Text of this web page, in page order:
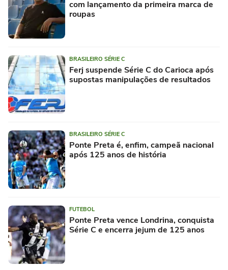
com lançamento da primeira marca de
roupas
BRASILEIRO SÉRIE C
Ferj suspende Série C do Carioca após
supostas manipulações de resultados
BRASILEIRO SÉRIE C
Ponte Preta é, enfim, campeã nacional
após 125 anos de história
FUTEBOL
Ponte Preta vence Londrina, conquista
Série C e encerra jejum de 125 anos